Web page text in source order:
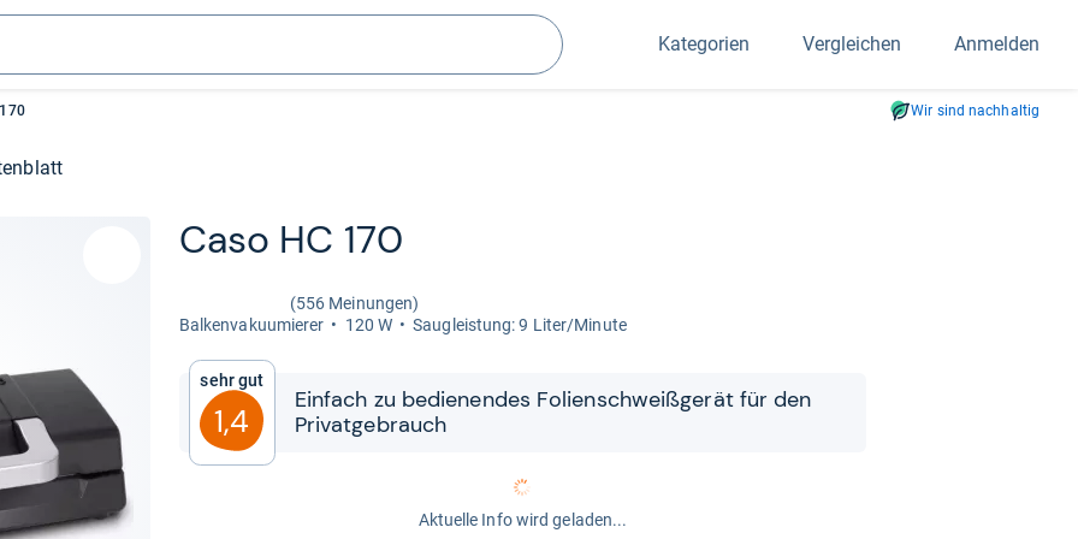
Suchen
Kategorien Vergleichen Anmelden
Wir sind nachhaltig
Caso HC 170
(556 Meinungen)
Bal­ken­va­ku­u­mie­rer
120 W Sau­g­leis­tung: 9 Liter/Minute
Sehr gut
1,4
Ein­fach zu bedie­nen­des Foli­en­schweiß­ge­rät für den
Pri­vat­ge­brauch
Aktuelle Info wird geladen...